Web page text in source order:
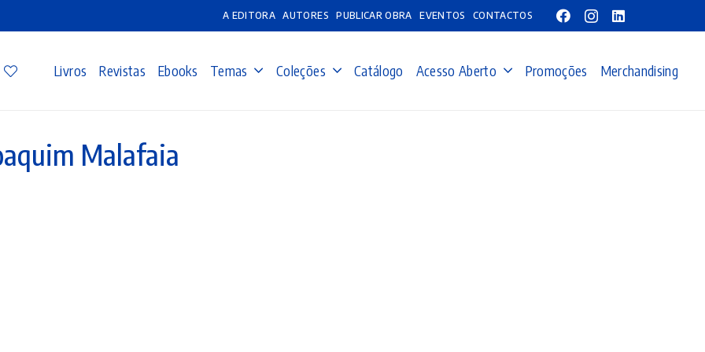
A EDITORA AUTORES PUBLICAR OBRA EVENTOS CONTACTOS
Livros Revistas Ebooks Temas Coleções Catálogo Acesso Aberto Promoções Merchandising
Malafaia